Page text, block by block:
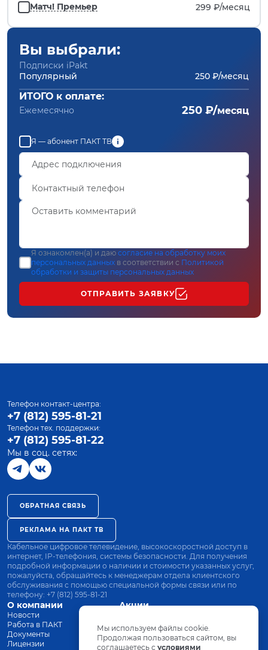
Матч! Премьер 299 ₽/месяц
Вы выбрали:
Подписки iPakt
Популярный
250 ₽/месяц
ИТОГО к оплате:
Ежемесячно 250 ₽/месяц
Я — абонент ПАКТ ТВ
Я ознакомлен(а) и даю согласие на обработку моих
персональных данных в соответствии с Политикой
обработки и защиты персональных данных
ОТПРАВИТЬ ЗАЯВКУ
О компании
Новости
Работа в ПАКТ
Документы
Лицензии
Акции
Оплата
Оборудование
Телефон контакт-центра:
+7 (812) 595-81-21
Телефон тех. поддержки:
+7 (812) 595-81-22
Мы в соц. сетях:
ОБРАТНАЯ СВЯЗЬ
РЕКЛАМА НА ПАКТ ТВ
Кабельное цифровое телевидение, высокоскоростной доступ в
интернет, IP-телефония, системы безопасности. Для получения
подробной информации о наличии и стоимости указанных услуг,
пожалуйста, обращайтесь к менеджерам отдела клиентского
обслуживания с помощью специальной формы связи или по
телефону: +7 (812) 595-81-21
Мы используем файлы cookie.
Продолжая пользоваться сайтом, вы
соглашаетесь с условиями